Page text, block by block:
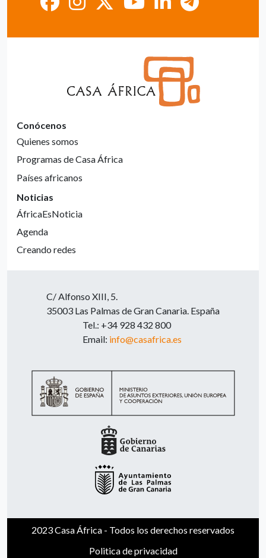
Conócenos
Quienes somos
Programas de Casa África
Países africanos
Noticias
ÁfricaEsNoticia
Agenda
Creando redes
C/ Alfonso XIII, 5.
35003 Las Palmas de Gran Canaria. España
Tel.: +34 928 432 800
Email: info@casafrica.es
2023 Casa África - Todos los derechos reservados
Politica de privacidad